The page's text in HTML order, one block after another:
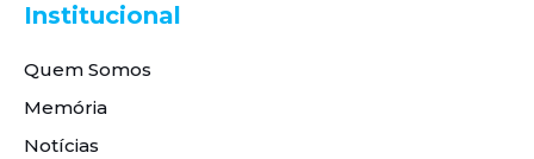
Institucional
Quem Somos
Memória
Notícias